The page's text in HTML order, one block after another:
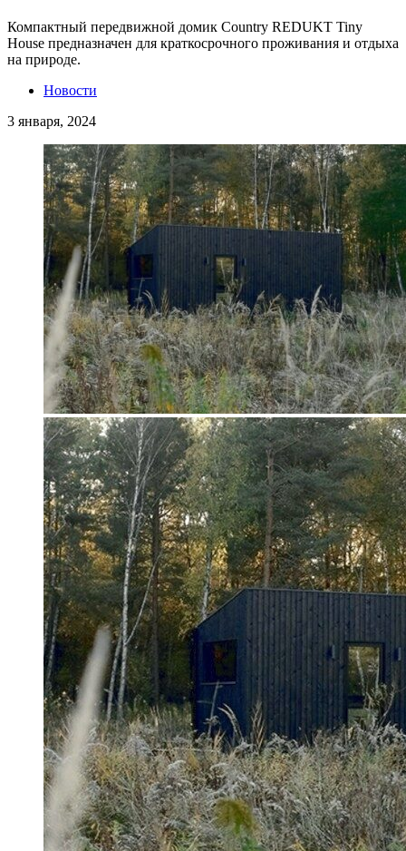
Компактный передвижной домик Country REDUKT Tiny
House предназначен для краткосрочного проживания и отдыха
на природе.
Новости
3 января, 2024